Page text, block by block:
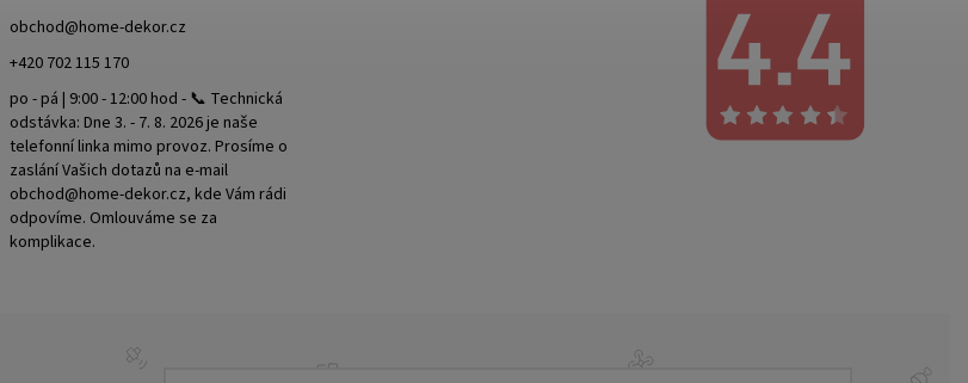
obchod@home-dekor.cz
+420 702 115 170
po - pá | 9:00 - 12:00 hod - 📞 Technická
odstávka: Dne 3. - 7. 8. 2026 je naše
telefonní linka mimo provoz. Prosíme o
zaslání Vašich dotazů na e-mail
obchod@home-dekor.cz, kde Vám rádi
odpovíme. Omlouváme se za
komplikace.